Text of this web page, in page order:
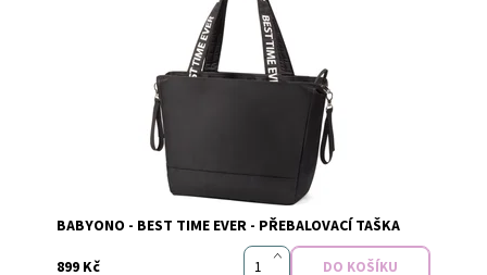
Skladem
Značka: Baby Ono
BABYONO - BEST TIME EVER - PŘEBALOVACÍ TAŠKA
899 Kč